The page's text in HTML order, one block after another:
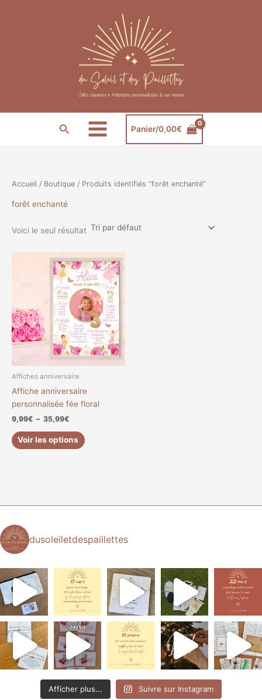
Rechercher Panier/0,00€
Accueil / Boutique / Produits identifiés “forêt enchanté”
forêt enchanté
Voici le seul résultat
Affiches anniversaire
Affiche anniversaire
personnalisée fée floral
9,99€ – 35,99€
Plage
de
prix :
9,99€
35,99€
Voir les options
Ce
produit
a
plusieurs
variations.
Les
options
peuvent
être
la
produit
dusoleiletdespaillettes
Afficher plus... Suivre sur Instagram